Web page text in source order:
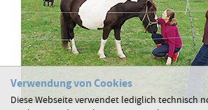
Verwendung von Cookies
Diese Webseite verwendet lediglich technisch